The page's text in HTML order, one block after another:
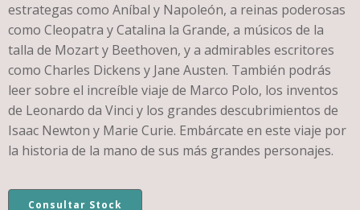
estrategas como Aníbal y Napoleón, a reinas poderosas
como Cleopatra y Catalina la Grande, a músicos de la
talla de Mozart y Beethoven, y a admirables escritores
como Charles Dickens y Jane Austen. También podrás
leer sobre el increíble viaje de Marco Polo, los inventos
de Leonardo da Vinci y los grandes descubrimientos de
Isaac Newton y Marie Curie. Embárcate en este viaje por
la historia de la mano de sus más grandes personajes.
Consultar Stock